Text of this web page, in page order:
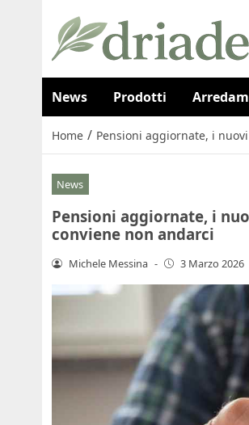
News Prodotti
Home / Pensioni aggiornate, i
News
Pensioni aggiornate, i
conviene non andarci
Michele Messina - 3 Marzo 2026